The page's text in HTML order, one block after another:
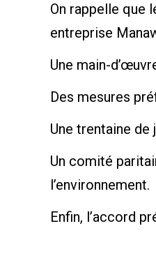
On rappelle que
entreprise
Une main-
Des mesures
Une trentaine
Un comité
l’environnement.
Enfin, l’accord